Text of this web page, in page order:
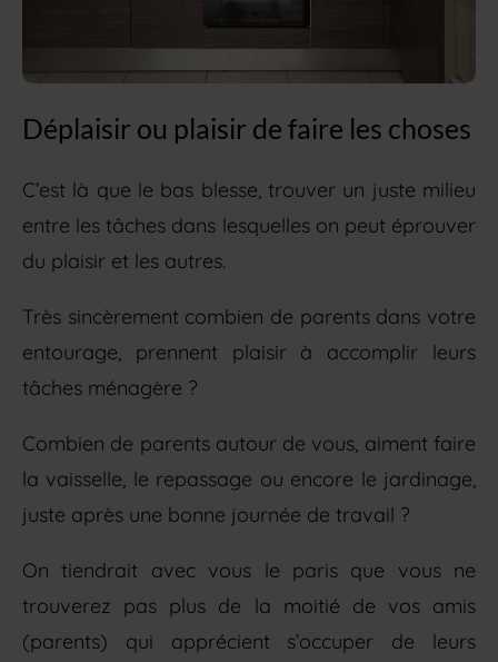
Déplaisir ou plaisir de faire les choses
C’est là que le bas blesse, trouver un juste milieu
entre les tâches dans lesquelles on peut éprouver
du plaisir et les autres.
Très sincèrement combien de parents dans votre
entourage, prennent plaisir à accomplir leurs
tâches ménagère ?
Combien de parents autour de vous, aiment faire
la vaisselle, le repassage ou encore le jardinage,
juste après une bonne journée de travail ?
On tiendrait avec vous le paris que vous ne
trouverez pas plus de la moitié de vos amis
(parents) qui apprécient s’occuper de leurs